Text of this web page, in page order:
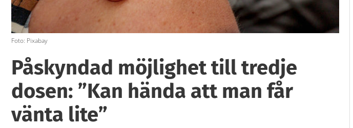
Foto: Pixabay
Påskyndad möjlighet till tredje
dosen: ”Kan hända att man får
vänta lite”